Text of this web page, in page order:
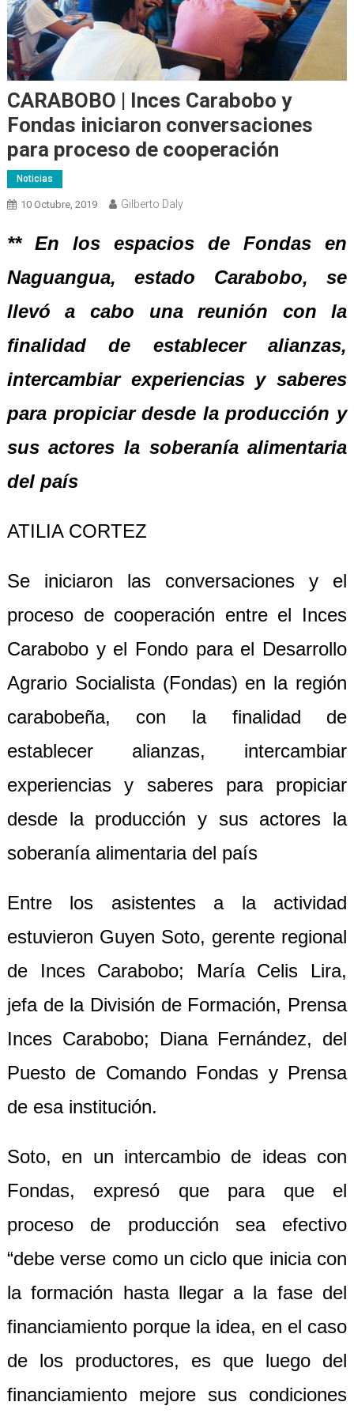
CARABOBO | Inces Carabobo y
Fondas iniciaron conversaciones
para proceso de cooperación
Noticias
10 Octubre, 2019 Gilberto Daly
** En los espacios de Fondas en
Naguangua, estado Carabobo, se
llevó a cabo una reunión con la
finalidad de establecer alianzas,
intercambiar experiencias y saberes
para propiciar desde la producción y
sus actores la soberanía alimentaria
del país
ATILIA CORTEZ
Se iniciaron las conversaciones y el
proceso de cooperación entre el Inces
Carabobo y el Fondo para el Desarrollo
Agrario Socialista (Fondas) en la región
carabobeña, con la finalidad de
establecer alianzas, intercambiar
experiencias y saberes para propiciar
desde la producción y sus actores la
soberanía alimentaria del país
Entre los asistentes a la actividad
estuvieron Guyen Soto, gerente regional
de Inces Carabobo; María Celis Lira,
jefa de la División de Formación, Prensa
Inces Carabobo; Diana Fernández, del
Puesto de Comando Fondas y Prensa
de esa institución.
Soto, en un intercambio de ideas con
Fondas, expresó que para que el
proceso de producción sea efectivo
“debe verse como un ciclo que inicia con
la formación hasta llegar a la fase del
financiamiento porque la idea, en el caso
de los productores, es que luego del
financiamiento mejore sus condiciones